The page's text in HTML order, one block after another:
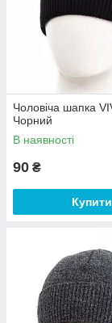
Чоловіча шапка
Чорний
В наявності
90 ₴
Купити